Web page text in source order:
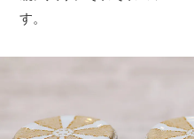
す。